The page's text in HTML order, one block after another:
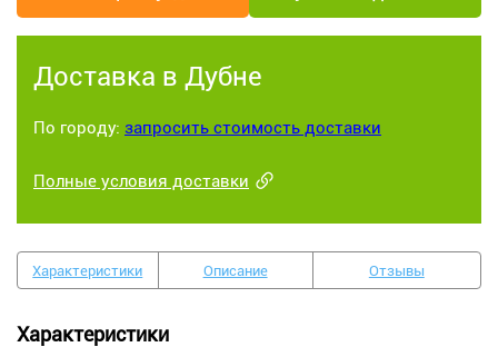
Доставка в Дубне
По городу: запросить стоимость доставки
Полные условия доставки
Характеристики Описание Отзывы
Характеристики